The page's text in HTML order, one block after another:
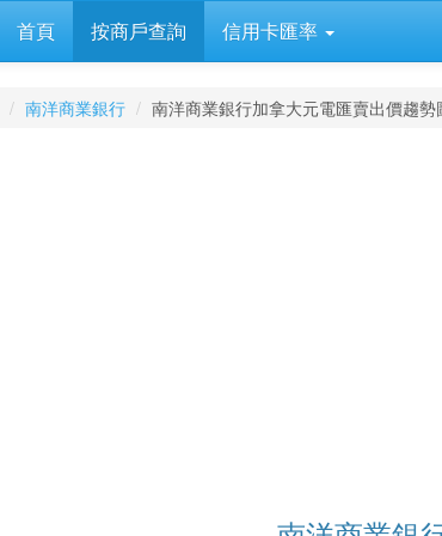
首頁 按商戶查詢 信用卡匯率
南洋商業銀行 南洋商業銀行加拿大元電匯賣出價趨勢